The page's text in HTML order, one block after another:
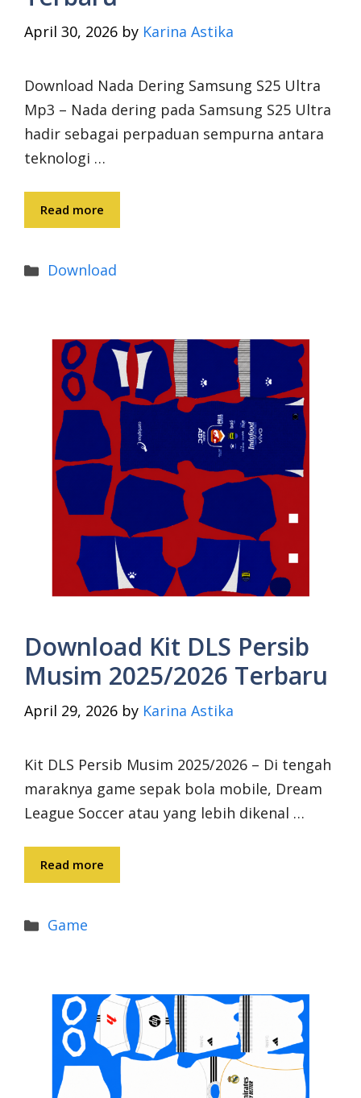
April 30, 2026 by Karina Astika
Download Nada Dering Samsung S25 Ultra
Mp3 – Nada dering pada Samsung S25 Ultra
hadir sebagai perpaduan sempurna antara
teknologi …
Read more
Categories
Download
Download Kit DLS Persib
Musim 2025/2026 Terbaru
April 29, 2026 by Karina Astika
Kit DLS Persib Musim 2025/2026 – Di tengah
maraknya game sepak bola mobile, Dream
League Soccer atau yang lebih dikenal …
Read more
Categories
Game